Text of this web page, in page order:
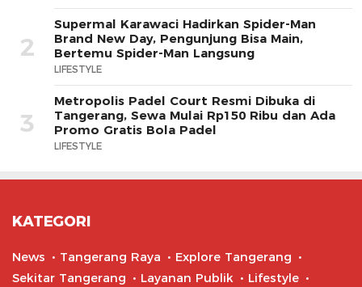
2
Supermal Karawaci Hadirkan Spider-Man
Brand New Day, Pengunjung Bisa Main,
Bertemu Spider-Man Langsung
LIFESTYLE
3
Metropolis Padel Court Resmi Dibuka di
Tangerang, Sewa Mulai Rp150 Ribu dan Ada
Promo Gratis Bola Padel
LIFESTYLE
KATEGORI
News Tangerang Raya
Explore Tangerang
Sekitar Tangerang
Layanan Publik
Lifestyle